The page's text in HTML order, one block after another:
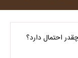
احتمال دارد؟